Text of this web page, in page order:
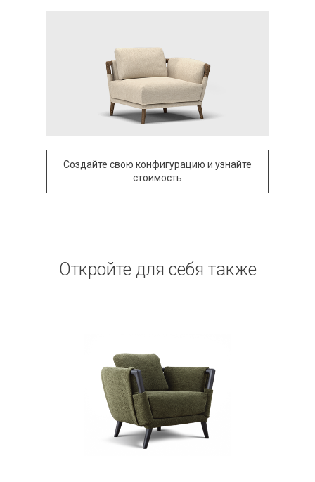
Создайте свою конфигурацию и узнайте
стоимость
Откройте для себя также